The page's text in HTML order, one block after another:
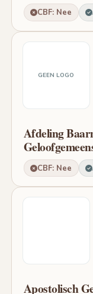
CBF: Nee
GEEN LOGO
Afdeling
CBF: Nee
Apostolisch